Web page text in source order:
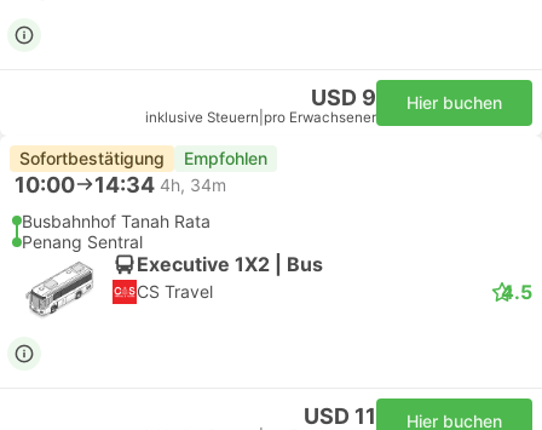
USD 9
inklusive Steuern pro Erwachsener
Hier buchen
Sofortbestätigung Empfohlen
10:00 14:34 4h, 34m
Busbahnhof Tanah Rata
Penang Sentral
Executive 1X2 | Bus
CS Travel 4.5
USD 11 Hier buchen